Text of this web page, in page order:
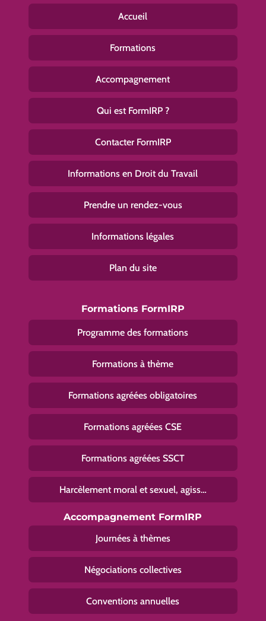
Accueil
Formations
Accompagnement
Qui est FormIRP ?
Contacter FormIRP
Informations en Droit du Travail
Prendre un rendez-vous
Informations légales
Plan du site
Formations FormIRP
Programme des formations
Formations à thème
Formations agréées obligatoires
Formations agréées CSE
Formations agréées SSCT
Harcèlement moral et sexuel, agiss…
Accompagnement FormIRP
Journées à thèmes
Négociations collectives
Conventions annuelles